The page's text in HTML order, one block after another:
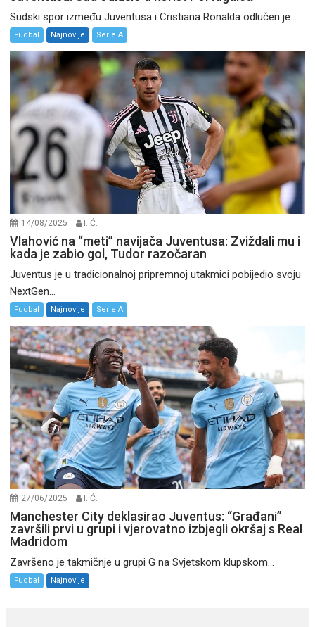
Sudski spor između Juventusa i Cristiana Ronalda odlučen je...
Fudbal Najnovije Serie A
14/08/2025 I. Ć.
Vlahović na “meti” navijača Juventusa: Zviždali mu i
kada je zabio gol, Tudor razočaran
Juventus je u tradicionalnoj pripremnoj utakmici pobijedio svoju
NextGen...
Fudbal Najnovije Serie A
27/06/2025 I. Ć.
Manchester City deklasirao Juventus: “Građani”
završili prvi u grupi i vjerovatno izbjegli okršaj s Real
Madridom
Završeno je takmičnje u grupi G na Svjetskom klupskom...
Fudbal Najnovije